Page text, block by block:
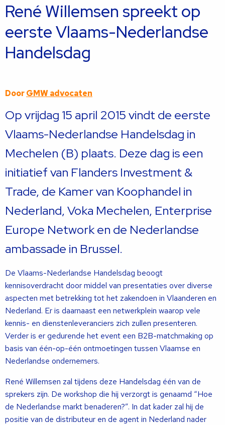
René Willemsen spreekt op
eerste Vlaams-Nederlandse
Handelsdag
DoorGMW advocaten
Op vrijdag 15 april 2015 vindt de eerste
Vlaams-Nederlandse Handelsdag in
Mechelen (B) plaats. Deze dag is een
initiatief van Flanders Investment &
Trade, de Kamer van Koophandel in
Nederland, Voka Mechelen, Enterprise
Europe Network en de Nederlandse
ambassade in Brussel.
De Vlaams-Nederlandse Handelsdag beoogt
kennisoverdracht door middel van presentaties over diverse
aspecten met betrekking tot het zakendoen in Vlaanderen en
Nederland. Er is daarnaast een netwerkplein waarop vele
kennis- en dienstenleveranciers zich zullen presenteren.
Verder is er gedurende het event een B2B-matchmaking op
basis van één-op-één ontmoetingen tussen Vlaamse en
Nederlandse ondernemers.
René Willemsen zal tijdens deze Handelsdag één van de
sprekers zijn. De workshop die hij verzorgt is genaamd “Hoe
de Nederlandse markt benaderen?”. In dat kader zal hij de
positie van de distributeur en de agent in Nederland nader